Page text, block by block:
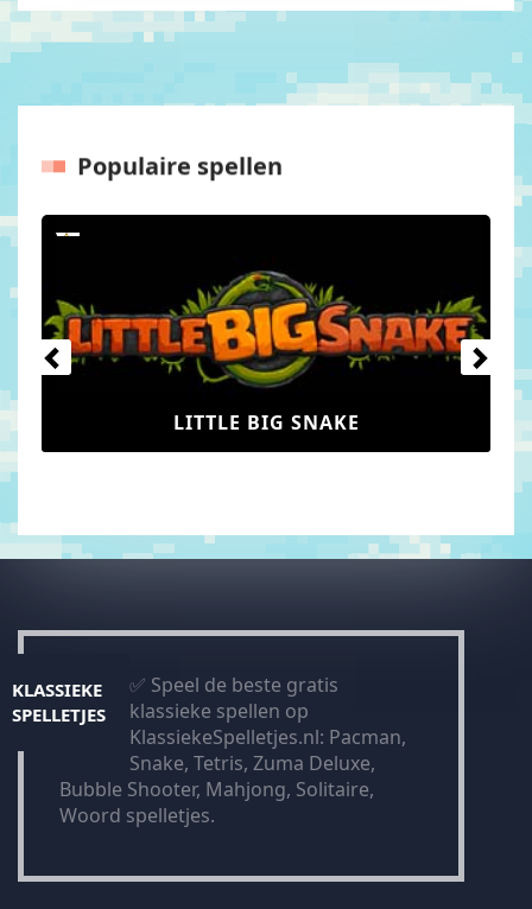
Populaire spellen
LITTLE BIG SNAKE
KLASSIEKE
SPELLETJES
✅ Speel de beste gratis
klassieke spellen op
KlassiekeSpelletjes.nl: Pacman,
Snake, Tetris, Zuma Deluxe,
Bubble Shooter, Mahjong, Solitaire,
Woord spelletjes.